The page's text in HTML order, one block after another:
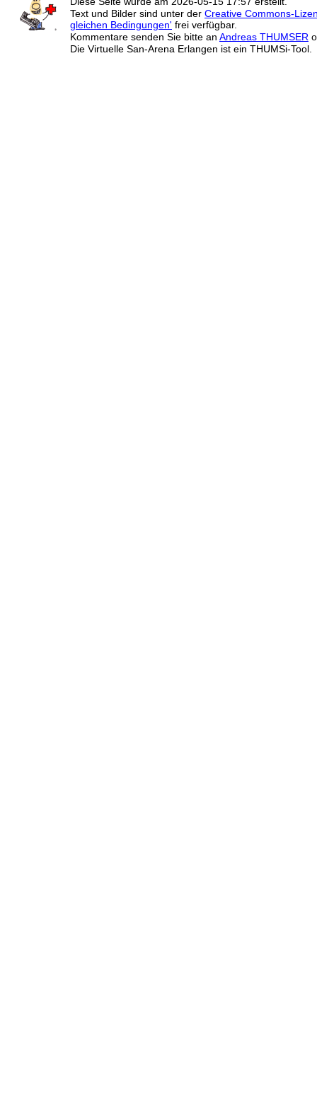
Text und Bilder sind unter der Creative Commons-
gleichen Bedingungen' frei verfügbar.
Kommentare senden Sie bitte an Andreas THUMSER
Die Virtuelle San-Arena Erlangen ist ein THUMSi-Tool.